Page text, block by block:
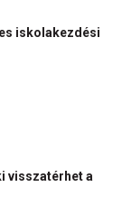
iskolakezdési
visszatérhet a